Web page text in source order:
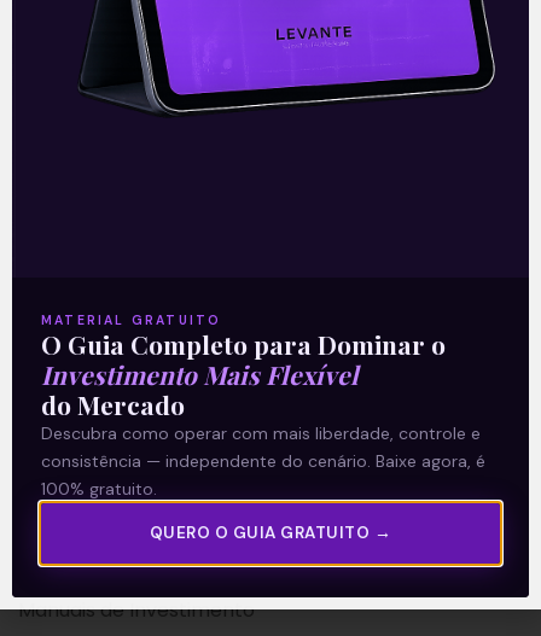
01/02/2022
Termos e Condições
Política de Privacidade
Explore
Artigos
E Eu Com Isso?
Vídeos no Youtube
Manuais de Investimento
MATERIAL GRATUITO
O Guia Completo para Dominar o
Investimento Mais Flexível
do Mercado
Descubra como operar com mais liberdade, controle e
consistência — independente do cenário. Baixe agora, é
100% gratuito.
QUERO O GUIA GRATUITO →